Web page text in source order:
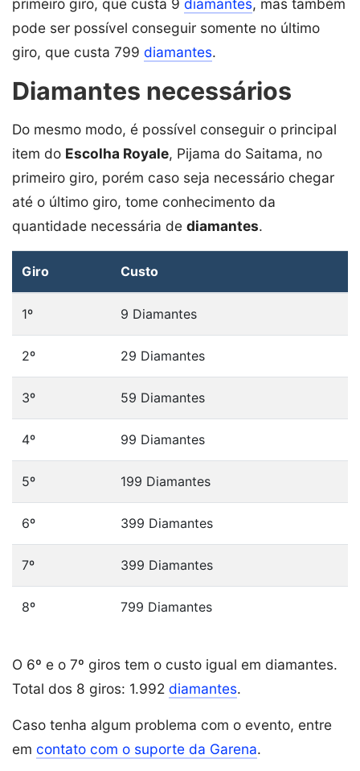
primeiro giro, que custa 9 diamantes, mas também
pode ser possível conseguir somente no último
giro, que custa 799 diamantes.
Diamantes necessários
Do mesmo modo, é possível conseguir o principal
item do Escolha Royale, Pijama do Saitama, no
primeiro giro, porém caso seja necessário chegar
até o último giro, tome conhecimento da
quantidade necessária de diamantes.
Giro Custo
1º 9 Diamantes
2º 29 Diamantes
3º 59 Diamantes
4º 99 Diamantes
5º 199 Diamantes
6º 399 Diamantes
7º 399 Diamantes
8º 799 Diamantes
O 6º e o 7º giros tem o custo igual em diamantes.
Total dos 8 giros: 1.992 diamantes.
Caso tenha algum problema com o evento, entre
em contato com o suporte da Garena.